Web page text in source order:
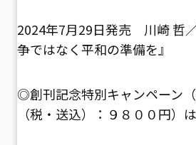
2024年7月29日発売 川崎 哲
争ではなく平和の準備を』
◎創刊記念特別キャンペーン
（税・送込）：９８００円）